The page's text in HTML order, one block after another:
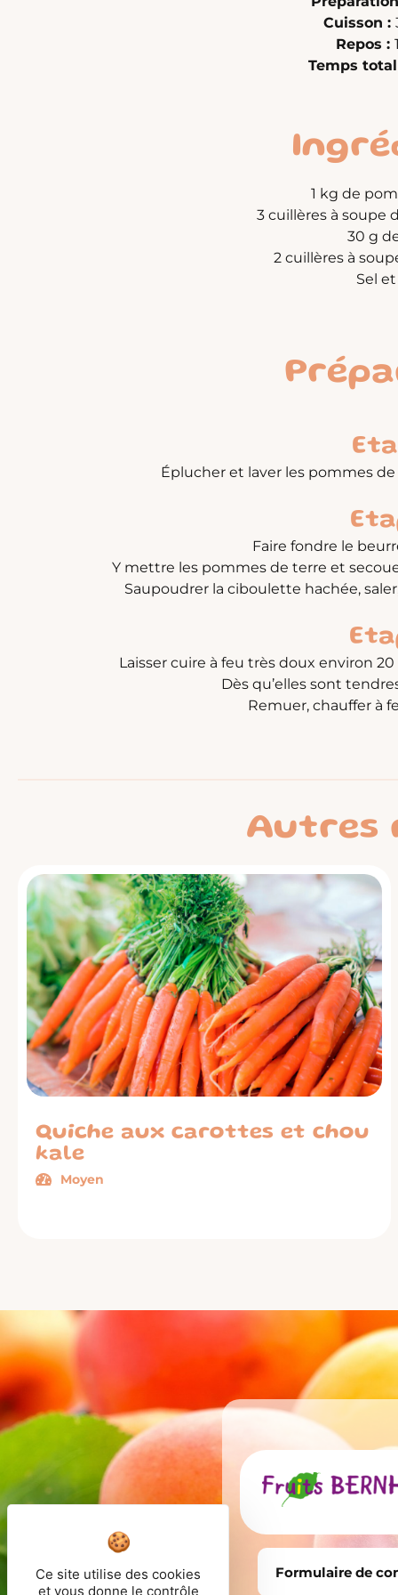
Cuisson :
Repos :
Temps
1 kg de
3 cuillères à soupe
30 g
2 cuillères à
Sel
Éplucher et laver les pommes
Faire fondre le
Y mettre les pommes de terre et
Saupoudrer la ciboulette hachée,
Laisser cuire à feu très doux environ
Dès qu’elles sont
Remuer, chauffer à
Autres
Quiche aux carottes et chou
kale
Moyen
Formulaire de
Ce site utilise des cookies
et vous donne le contrôle